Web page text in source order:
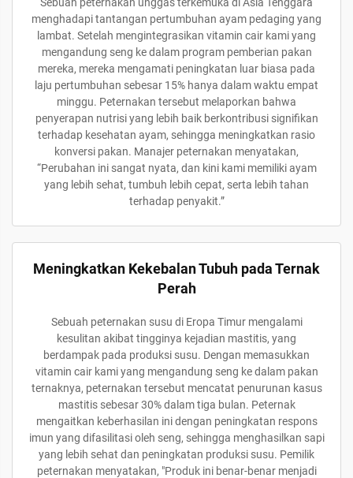
menghadapi tantangan pertumbuhan ayam pedaging yang
lambat. Setelah mengintegrasikan vitamin cair kami yang
mengandung seng ke dalam program pemberian pakan
mereka, mereka mengamati peningkatan luar biasa pada
laju pertumbuhan sebesar 15% hanya dalam waktu empat
minggu. Peternakan tersebut melaporkan bahwa
penyerapan nutrisi yang lebih baik berkontribusi signifikan
terhadap kesehatan ayam, sehingga meningkatkan rasio
konversi pakan. Manajer peternakan menyatakan,
“Perubahan ini sangat nyata, dan kini kami memiliki ayam
yang lebih sehat, tumbuh lebih cepat, serta lebih tahan
terhadap penyakit.”
Meningkatkan Kekebalan Tubuh pada Ternak
Perah
Sebuah peternakan susu di Eropa Timur mengalami
kesulitan akibat tingginya kejadian mastitis, yang
berdampak pada produksi susu. Dengan memasukkan
vitamin cair kami yang mengandung seng ke dalam pakan
ternaknya, peternakan tersebut mencatat penurunan kasus
mastitis sebesar 30% dalam tiga bulan. Peternak
mengaitkan keberhasilan ini dengan peningkatan respons
imun yang difasilitasi oleh seng, sehingga menghasilkan sapi
yang lebih sehat dan peningkatan produksi susu. Pemilik
peternakan menyatakan, "Produk ini benar-benar menjadi